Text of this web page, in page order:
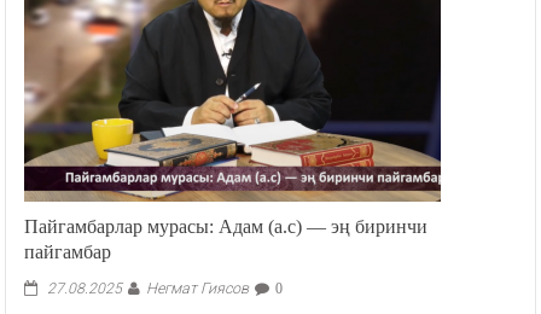
Пайгамбарлар мурасы: Адам (а.с) — эң биринчи
пайгамбар
27.08.2025 Негмат Гиясов 0